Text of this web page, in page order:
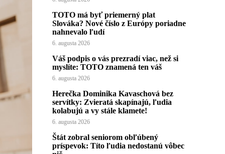
TOTO má byť priemerný plat
Slováka? Nové číslo z Európy poriadne
nahnevalo ľudí
6. augusta 2026
Váš podpis o vás prezradí viac, než si
myslíte: TOTO znamená ten váš
6. augusta 2026
Herečka Dominika Kavaschová bez
servítky: Zvieratá skapínajú, ľudia
kolabujú a vy stále klamete!
6. augusta 2026
Štát zobral seniorom obľúbený
príspevok: Títo ľudia nedostanú vôbec